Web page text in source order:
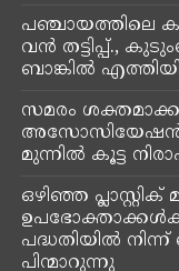
പഞ്ചായത്തിലെ
വൻ തട്ടിപ്പ്.,
ബാങ്കിൽ
സമരം
അസോസിയേഷൻ.
മുന്നിൽ കൂട്ട
ഒഴിഞ്ഞ പ്ലാസ്റ്റിക്
പദ്ധതിയില്‍
പിന്മാറുന്നു